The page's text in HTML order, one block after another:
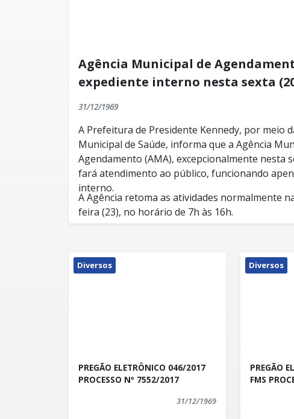
Agência Municipal de
expediente interno nesta sexta
31/12/1969
A Prefeitura de Presidente Kennedy, por meio
Municipal de Saúde, informa que a Agência
Agendamento (AMA), excepcionalmente nesta
fará atendimento ao público, funcionando
interno.
A Agência retoma as atividades normalmente
feira (23), no horário de 7h às 16h.
Diversos
PREGÃO ELETRÔNICO 046/2017
PROCESSO Nº 7552/2017
31/12/1969
Diversos
PREGÃO
FMS